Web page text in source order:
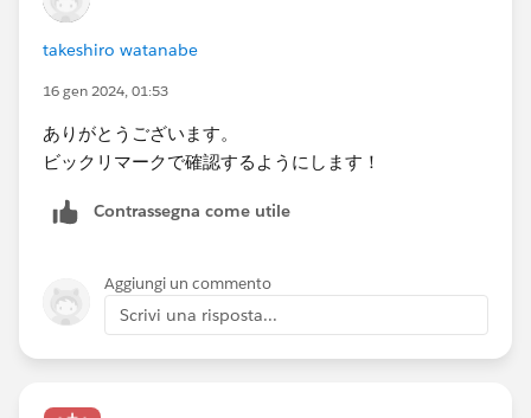
takeshiro watanabe
16 gen 2024, 01:53
ありがとうございます。
ビックリマークで確認するようにします！​
Contrassegna come utile
Aggiungi un commento
Scrivi una risposta...